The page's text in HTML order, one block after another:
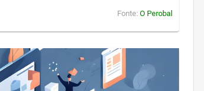
Fonte: O Perobal